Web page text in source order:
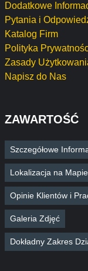
Dodatkowe
Pytania i
Katalog Firm
Polityka
Zasady
Napisz do Nas
ZAWARTOŚĆ
Szczegółowe
Lokalizacja na Mapie
Opinie Klientów i
Galeria Zdjęć
Dokładny Zakres